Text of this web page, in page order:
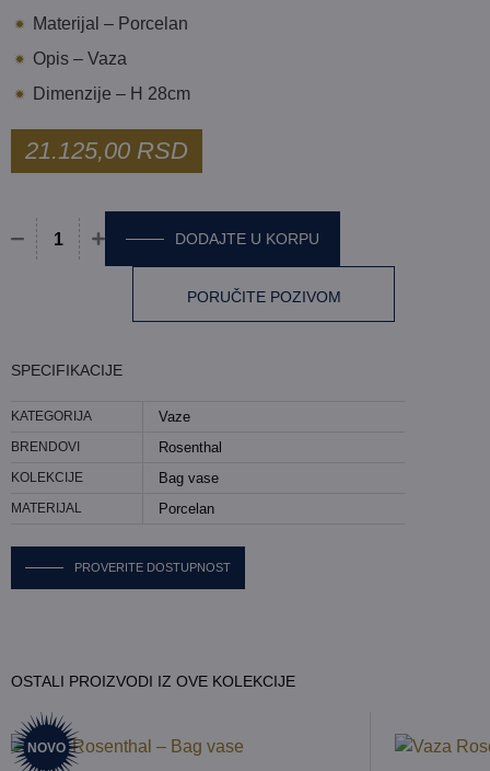
Materijal – Porcelan
Opis – Vaza
Dimenzije – H 28cm
21.125,00 RSD
Vaza Rosenthal - Bag vase količina
DODAJTE U KORPU
PORUČITE POZIVOM
SPECIFIKACIJE
KATEGORIJA Vaze
BRENDOVI Rosenthal
KOLEKCIJE Bag vase
MATERIJAL Porcelan
PROVERITE DOSTUPNOST
OSTALI PROIZVODI IZ OVE KOLEKCIJE
NOVO